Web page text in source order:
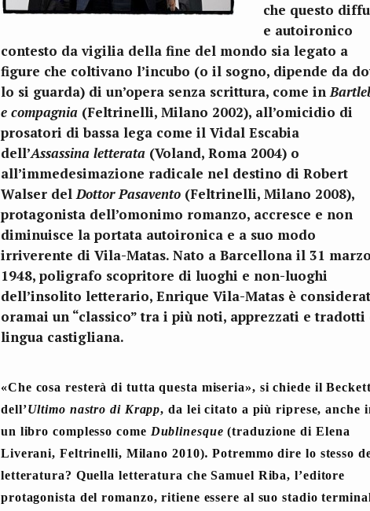
che questo
e autoironico
contesto da vigilia della fine del mondo sia legato a
figure che coltivano l’incubo (o il sogno, dipende da
lo si guarda) di un’opera senza scrittura, come in
e compagnia (Feltrinelli, Milano 2002), all’omicidio di
prosatori di bassa lega come il Vidal Escabia
dell’Assassina letterata (Voland, Roma 2004) o
all’immedesimazione radicale nel destino di Robert
Walser delDottor Pasavento (Feltrinelli, Milano 2008),
protagonista dell’omonimo romanzo, accresce e non
diminuisce la portata autoironica e a suo modo
irriverente di Vila-Matas. Nato a Barcellona il 31 marzo
1948, poligrafo scopritore di luoghi e non-luoghi
dell’insolito letterario, Enrique Vila-Matas è
oramai un “classico” tra i più noti, apprezzati e tradotti
lingua castigliana.
«Che cosa resterà di tutta questa miseria», si chiede il Beckett
dell’Ultimo nastro di Krapp, da lei citato a più riprese, anche
un libro complesso come Dublinesque(traduzione di Elena
Liverani, Feltrinelli, Milano 2010). Potremmo dire lo stesso
letteratura? Quella letteratura che Samuel Riba, l’editore
protagonista del romanzo, ritiene essere al suo stadio